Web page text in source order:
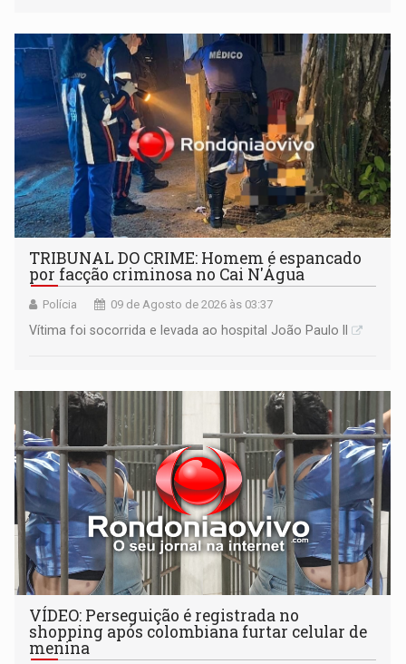
TRIBUNAL DO CRIME: Homem é espancado
por facção criminosa no Cai N'Água
Polícia 09 de Agosto de 2026 às 03:37
Vítima foi socorrida e levada ao hospital João Paulo II
VÍDEO: Perseguição é registrada no
shopping após colombiana furtar celular de
menina